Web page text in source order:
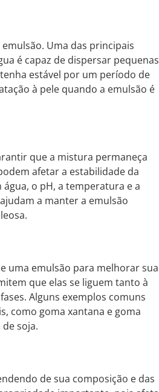
Uma das principais
é capaz de dispersar pequenas
estável por um período de
à pele quando a emulsão é
que a mistura permaneça
afetar a estabilidade da
o pH, a temperatura e a
a manter a emulsão
uma emulsão para melhorar sua
que elas se liguem tanto à
Alguns exemplos comuns
como goma xantana e goma
soja.
de sua composição e das